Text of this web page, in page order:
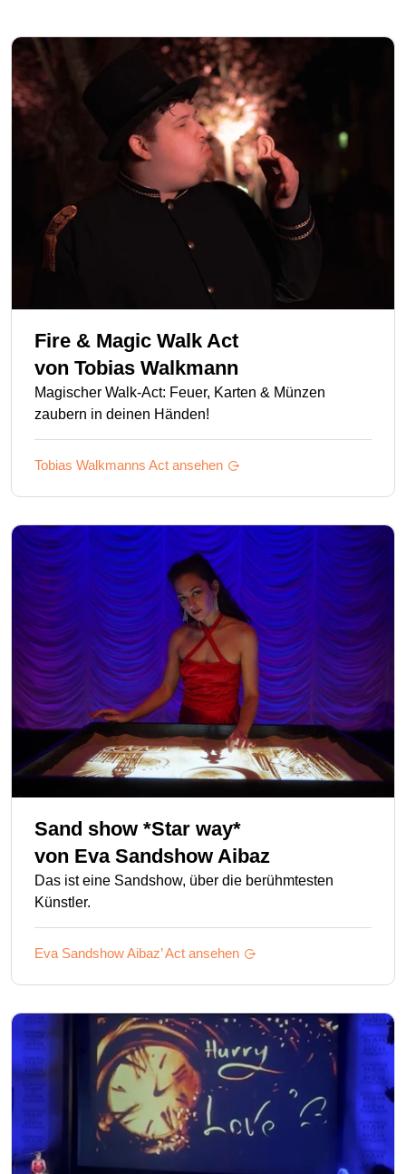
Fire & Magic Walk Act
von Tobias Walkmann
Magischer Walk-Act: Feuer, Karten & Münzen
zaubern in deinen Händen!
Tobias Walkmanns Act ansehen
Sand show *Star way*
von Eva Sandshow Aibaz
Das ist eine Sandshow, über die berühmtesten
Künstler.
Eva Sandshow Aibaz’Act ansehen